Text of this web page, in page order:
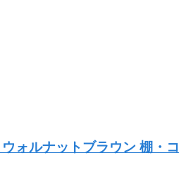
ォルナットブラウン 棚・